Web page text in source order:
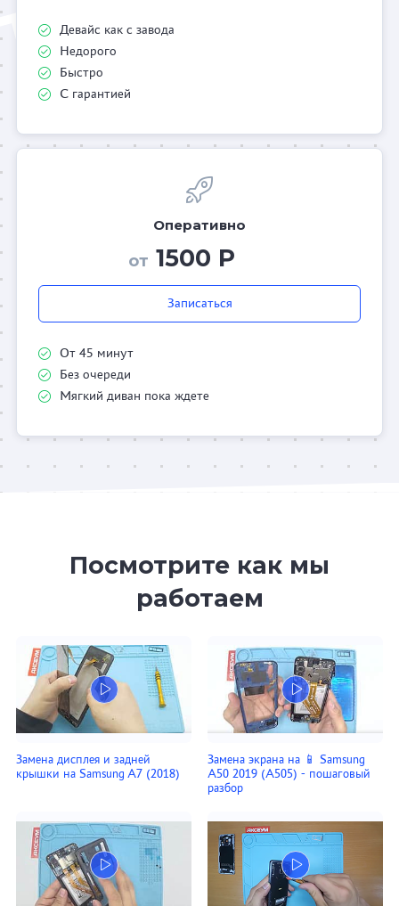
Девайс как с завода
Недорого
Быстро
С гарантией
Оперативно
от 1500 Р
Записаться
От 45 минут
Без очереди
Мягкий диван пока ждете
Посмотрите как мы
работаем
Замена дисплея и задней
крышки на Samsung A7 (2018)
Замена экрана на 📱 Samsung
A50 2019 (A505) - пошаговый
разбор